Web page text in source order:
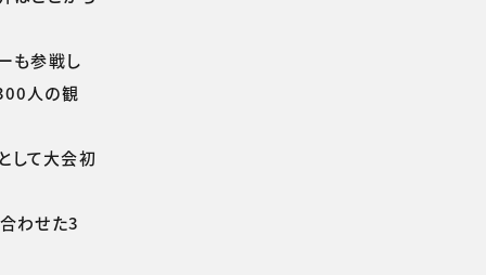
も参戦し
人の観
して大会初
わせた3